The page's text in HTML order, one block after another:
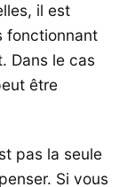
il est
fonctionnant
Dans le cas
être
pas la seule
Si vous